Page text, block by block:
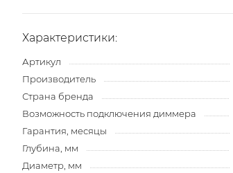
Характеристики:
Артикул
Производитель
Страна бренда
Возможность подключения диммера
Гарантия, месяцы
Глубина, мм
Диаметр, мм